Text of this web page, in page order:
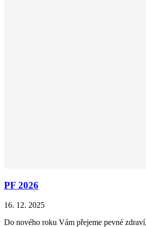
PF 2026
16. 12. 2025
​Do nového roku Vám přejeme pevné